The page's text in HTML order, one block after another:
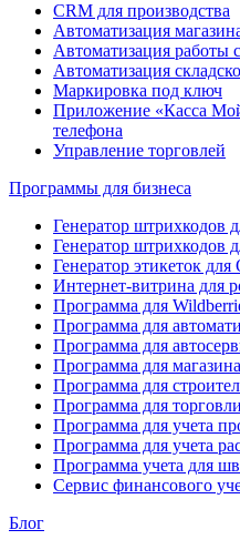
CRM для производства
Автоматизация
Автоматизация работы
Автоматизация
Маркировка под ключ
Приложение «Касса
телефона
Управление торговлей
Программы для бизнеса
Генератор штрихкодов
Генератор штрихкодов
Генератор этикеток для
Интернет-витрина для
Программа для
Программа для
Программа для
Программа для
Программа для
Программа для
Программа для учета
Программа для учета
Программа учета для
Сервис финансового
Блог